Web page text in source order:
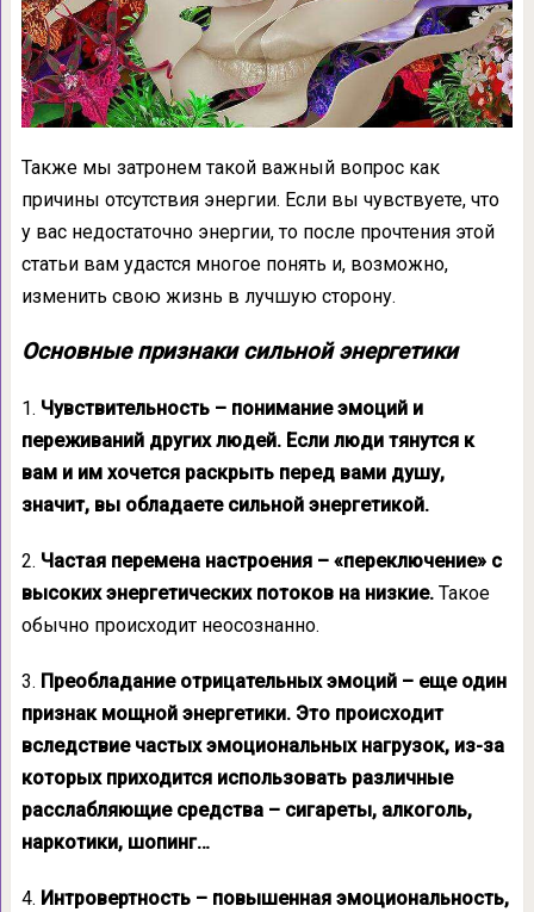
Также мы затронем такой важный вопрос как
причины отсутствия энергии. Если вы чувствуете, что
у вас недостаточно энергии, то после прочтения этой
статьи вам удастся многое понять и, возможно,
изменить свою жизнь в лучшую сторону.
Основные признаки сильной энергетики
1. Чувствительность – понимание эмоций и
переживаний других людей. Если люди тянутся к
вам и им хочется раскрыть перед вами душу,
значит, вы обладаете сильной энергетикой.
2. Частая перемена настроения – «переключение» с
высоких энергетических потоков на низкие. Такое
обычно происходит неосознанно.
3. Преобладание отрицательных эмоций – еще один
признак мощной энергетики. Это происходит
вследствие частых эмоциональных нагрузок, из-за
которых приходится использовать различные
расслабляющие средства – сигареты, алкоголь,
наркотики, шопинг…
4. Интровертность – повышенная эмоциональность,